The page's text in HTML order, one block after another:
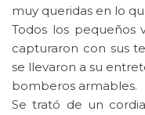
muy queridas en lo
Todos los pequeños
capturaron con sus
se llevaron a su
bomberos armables.
Se trató de un